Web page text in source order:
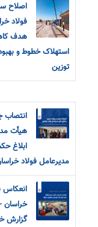
اصلاح
فولاد
هدف
استهلاک خطوط و
توزین
انتصاب
هیأت
ابلاغ
مدیرعامل فولاد
انعکاس
خراسان
گزارش